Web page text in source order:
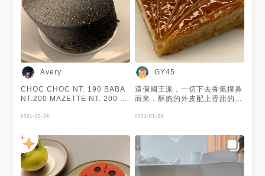
Avery
CHOC CHOC NT. 190 BABA
NT.200 MAZETTE NT. 200 皇
2021-02-24
GY45
這個國王派，一切下去香氣撲鼻
而來，酥脆的外皮配上香甜的內
且雖是酥皮卻一點也不讓人覺得
2021-01-23